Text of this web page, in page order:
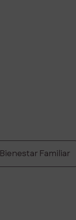
Bienestar Familiar